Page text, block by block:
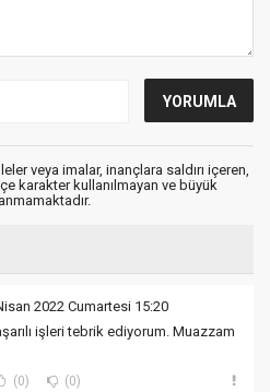
veya imalar, inançlara saldırı içeren,
karakter kullanılmayan ve büyük
2022 Cumartesi 15:20
işleri tebrik ediyorum. Muazzam
(0) (0)